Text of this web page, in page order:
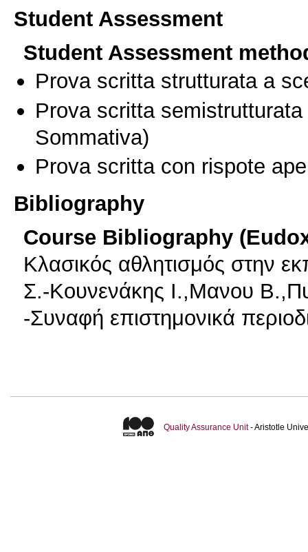
Student Assessment
Student Assessment
Prova scritta strutturata a
Prova scritta
Sommativa)
Prova scritta con rispote
Bibliography
Course Bibliography
Κλασικός αθλητισμός στην
Σ.-Κουνενάκης Ι.,Μανου
-Συναφή επιστημονικά
Quality Assurance Unit- Aristotle